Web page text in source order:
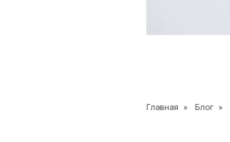
Главная » Блог »